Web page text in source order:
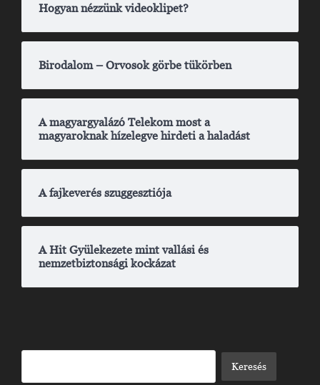
Hogyan nézzünk videoklipet?
Birodalom – Orvosok görbe tükörben
A magyargyalázó Telekom most a
magyaroknak hízelegve hirdeti a haladást
A fajkeverés szuggesztiója
A Hit Gyülekezete mint vallási és
nemzetbiztonsági kockázat